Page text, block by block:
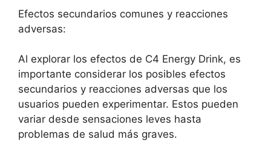
Efectos secundarios comunes y reacciones
adversas:
Al explorar los efectos de C4 Energy Drink, es
importante considerar los posibles efectos
secundarios y reacciones adversas que los
usuarios pueden experimentar. Estos pueden
variar desde sensaciones leves hasta
problemas de salud más graves.